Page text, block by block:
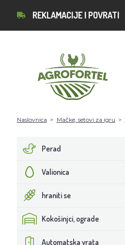
REKLAMACIJE I POVRATI
Naslovnica Mačke, setovi za igru
Perad
Valionica
hraniti se
Kokošinjci, ograde
Automatska vrata